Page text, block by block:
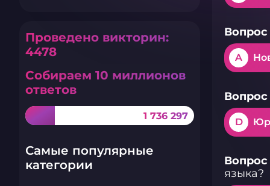
Проведено викторин:
4478
Собираем 10 миллионов
ответов
1 736 297
Самые популярные
категории
Вопрос
A
Вопрос
D
Вопрос
языка?